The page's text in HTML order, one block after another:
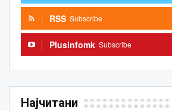
RSS Subscribe
Plusinfomk Subscribe
Најчитани